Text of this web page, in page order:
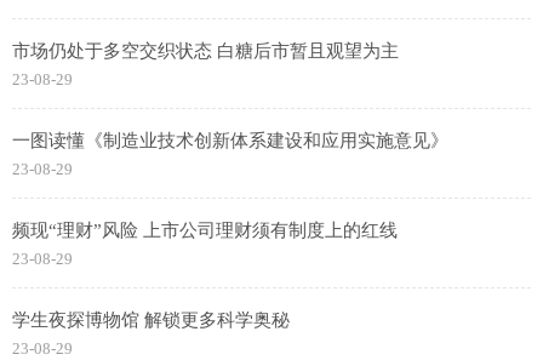
市场仍处于多空交织状态 白糖后市暂且观望为主
23-08-29
一图读懂《制造业技术创新体系建设和应用实施意见》
23-08-29
频现“理财”风险 上市公司理财须有制度上的红线
23-08-29
学生夜探博物馆 解锁更多科学奥秘
23-08-29